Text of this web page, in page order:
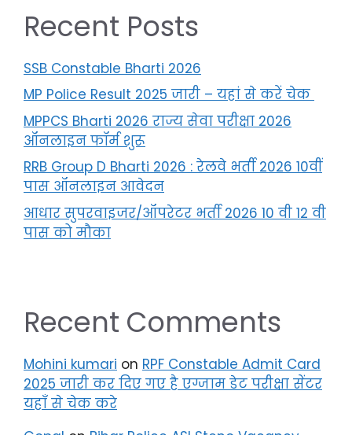
Recent Posts
SSB Constable Bharti 2026
MP Police Result 2025 जारी – यहां से करें चेक
MPPCS Bharti 2026 राज्य सेवा परीक्षा 2026
ऑनलाइन फॉर्म शुरू
RRB Group D Bharti 2026 : रेलवे भर्ती 2026 10वीं
पास ऑनलाइन आवेदन
आधार सुपरवाइजर/ऑपरेटर भर्ती 2026 10 वी 12 वी
पास को मौका
Recent Comments
Mohini kumari on RPF Constable Admit Card
2025 जारी कर दिए गए है एग्जाम डेट परीक्षा सेंटर
यहाँ से चेक करे